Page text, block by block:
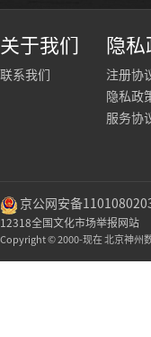
关于我们
联系我们
隐
注册协
隐私政
服务协
京公网安备
12318全国文化市场举报网站
Copyright © 2000-现在 北京神州